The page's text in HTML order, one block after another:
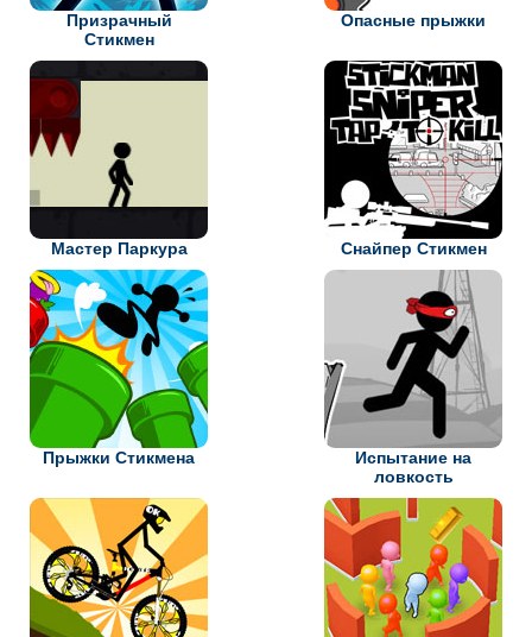
Призрачный
Стикмен
Опасные прыжки
Мастер Паркура Снайпер Стикмен
Прыжки Стикмена
Испытание на
ловкость